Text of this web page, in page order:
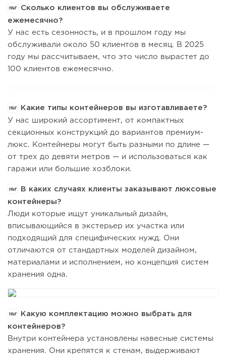
Сколько клиентов вы обслуживаете
ежемесячно?
У нас есть сезонность, и в прошлом году мы
обслуживали около 50 клиентов в месяц. В 2025
году мы рассчитываем, что это число вырастет до
100 клиентов ежемесячно.
Какие типы контейнеров вы изготавливаете?
У нас широкий ассортимент, от компактных
секционных конструкций до вариантов премиум-
люкс. Контейнеры могут быть разными по длине —
от трех до девяти метров — и использоваться как
гаражи или большие хозблоки.
В каких случаях клиенты заказывают люксовые
контейнеры?
Люди которые ищут уникальный дизайн,
вписывающийся в экстерьер их участка или
подходящий для специфических нужд. Они
отличаются от стандартных моделей дизайном,
материалами и исполнением, но концепция систем
хранения одна.
Какую комплектацию можно выбрать для
контейнеров?
Внутри контейнера установлены навесные системы
хранения. Они крепятся к стенам, выдерживают